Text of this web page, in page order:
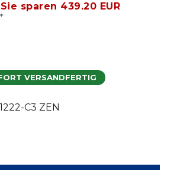
Sie sparen 439.20 EUR
*
VERSANDFERTIG
1222-C3 ZEN